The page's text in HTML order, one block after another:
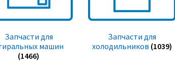
Запчасти для
машин
(1466)
Запчасти для
холодильников (1039)